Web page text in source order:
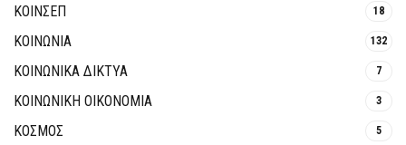
ΚΟΙΝΣΕΠ 18
ΚΟΙΝΩΝΙΑ 132
ΚΟΙΝΩΝΙΚΆ ΔΊΚΤΥΑ 7
ΚΟΙΝΩΝΙΚΉ ΟΙΚΟΝΟΜΊΑ 3
ΚΟΣΜΟΣ 5